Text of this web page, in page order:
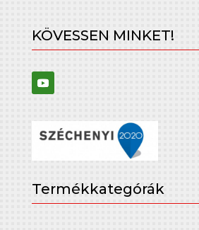
KÖVESSEN MINKET!
Termékkategórák